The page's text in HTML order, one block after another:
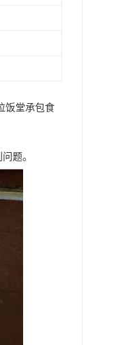
饭堂承包食
题。